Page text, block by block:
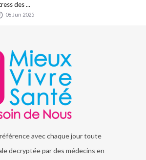
des ...
06 Jun 2025
avec chaque jour toute
decryptée par des médecins en